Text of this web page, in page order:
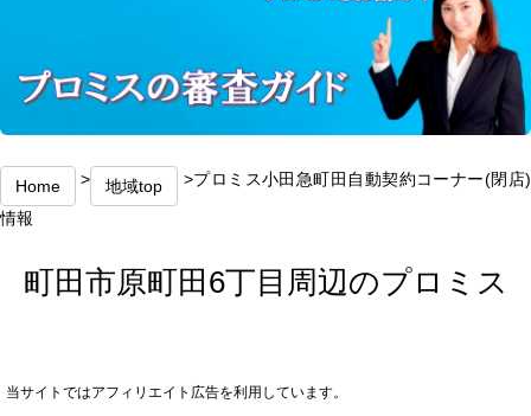
Home > 地域top >プロミス小田急町田自動契約コーナー(閉店)
情報
町田市原町田6丁目周辺のプロミス
当サイトではアフィリエイト広告を利用しています。